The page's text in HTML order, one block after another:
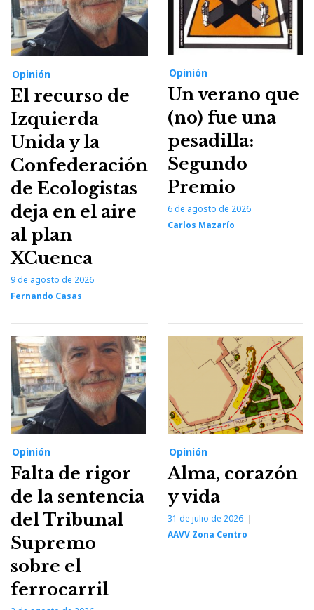
Opinión
El recurso de
Izquierda
Unida y la
Confederación
de Ecologistas
deja en el aire
al plan
XCuenca
9 de agosto de 2026
Fernando Casas
Opinión
Un verano que
(no) fue una
pesadilla:
Segundo
Premio
6 de agosto de 2026
Carlos Mazarío
Opinión
Falta de rigor
de la sentencia
del Tribunal
Supremo
sobre el
ferrocarril
Opinión
Alma, corazón
y vida
31 de julio de 2026
AAVV Zona Centro